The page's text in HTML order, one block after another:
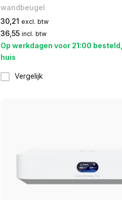
wandbeugel
30,21 excl. btw
36,55 incl. btw
Op werkdagen voor 21:00
huis
Vergelijk